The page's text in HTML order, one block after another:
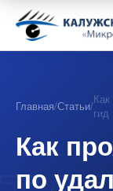
Главная/Статьи/
Как
гид
Как
по